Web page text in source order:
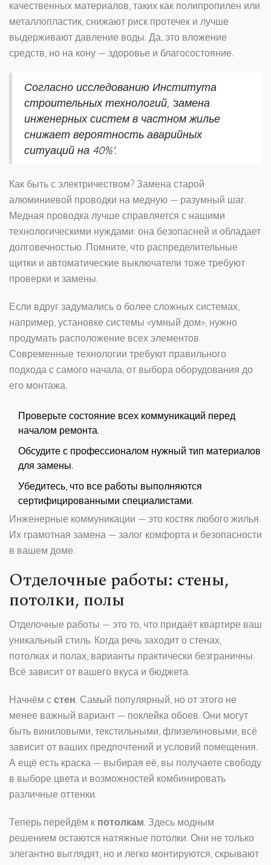
качественных материалов, таких как полипропилен или
металлопластик, снижают риск протечек и лучше
выдерживают давление воды. Да, это вложение
средств, но на кону — здоровье и благосостояние.
Согласно исследованию Института
строительных технологий, 'замена
инженерных систем в частном жилье
снижает вероятность аварийных
ситуаций на 40%'.
Как быть с электричеством? Замена старой
алюминиевой проводки на медную — разумный шаг.
Медная проводка лучше справляется с нашими
технологическими нуждами: она безопасней и обладает
долговечностью. Помните, что распределительные
щитки и автоматические выключатели тоже требуют
проверки и замены.
Если вдруг задумались о более сложных системах,
например, установке системы «умный дом», нужно
продумать расположение всех элементов.
Современные технологии требуют правильного
подхода с самого начала, от выбора оборудования до
его монтажа.
Проверьте состояние всех коммуникаций перед
началом ремонта.
Обсудите с профессионалом нужный тип материалов
для замены.
Убедитесь, что все работы выполняются
сертифицированными специалистами.
Инженерные коммуникации — это костяк любого жилья.
Их грамотная замена — залог комфорта и безопасности
в вашем доме.
Отделочные работы: стены,
потолки, полы
Отделочные работы — это то, что придаёт квартире ваш
уникальный стиль. Когда речь заходит о стенах,
потолках и полах, варианты практически безграничны.
Всё зависит от вашего вкуса и бюджета.
Начнём с стен. Самый популярный, но от этого не
менее важный вариант — поклейка обоев. Они могут
быть виниловыми, текстильными, флизелиновыми, всё
зависит от ваших предпочтений и условий помещения.
А ещё есть краска — выбирая её, вы получаете свободу
в выборе цвета и возможностей комбинировать
различные оттенки.
Теперь перейдём к потолкам. Здесь модным
решением остаются натяжные потолки. Они не только
элегантно выглядят, но и легко монтируются, скрывают